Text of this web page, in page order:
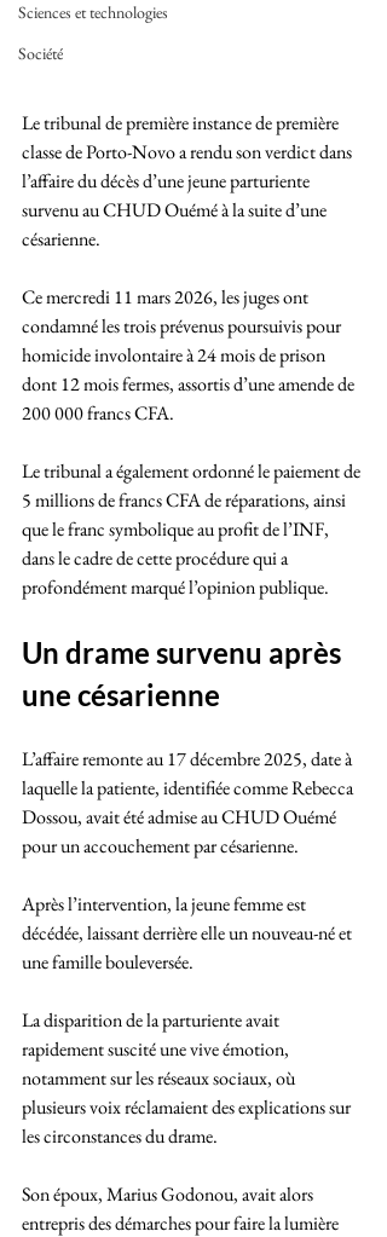
Sciences et technologies
Société
Le tribunal de première instance de première
classe de Porto-Novo a rendu son verdict dans
l’affaire du décès d’une jeune parturiente
survenu au CHUD Ouémé à la suite d’une
césarienne.
Ce mercredi 11 mars 2026, les juges ont
condamné les trois prévenus poursuivis pour
homicide involontaire à 24 mois de prison
dont 12 mois fermes, assortis d’une amende de
200 000 francs CFA.
Le tribunal a également ordonné le paiement de
5 millions de francs CFA de réparations, ainsi
que le franc symbolique au profit de l’INF,
dans le cadre de cette procédure qui a
profondément marqué l’opinion publique.
Un drame survenu après
une césarienne
L’affaire remonte au 17 décembre 2025, date à
laquelle la patiente, identifiée comme Rebecca
Dossou, avait été admise au CHUD Ouémé
pour un accouchement par césarienne.
Après l’intervention, la jeune femme est
décédée, laissant derrière elle un nouveau-né et
une famille bouleversée.
La disparition de la parturiente avait
rapidement suscité une vive émotion,
notamment sur les réseaux sociaux, où
plusieurs voix réclamaient des explications sur
les circonstances du drame.
Son époux, Marius Godonou, avait alors
entrepris des démarches pour faire la lumière